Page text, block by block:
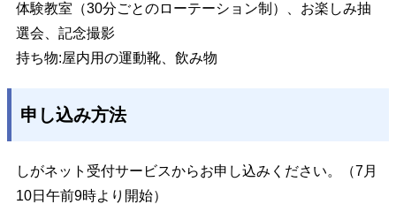
体験教室（30分ごとのローテーション制）、お楽しみ抽
選会、記念撮影
持ち物:屋内用の運動靴、飲み物
申し込み方法
しがネット受付サービスからお申し込みください。（7月
10日午前9時より開始）